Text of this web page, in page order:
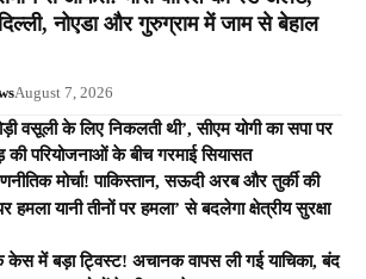
नोएडा और गुरुग्राम में जाम से बेहाल
August 7, 2026
वसूली के लिए निकलती थी’, सीएम योगी का सपा पर
परियोजनाओं के बीच गरमाई सियासत
मोर्चा! पाकिस्तान, सऊदी अरब और तुर्की की
यानी तीनों पर हमला’ से बदलेगा क्षेत्रीय सुरक्षा
केस में बड़ा ट्विस्ट! अचानक वापस ली गई याचिका, बंद